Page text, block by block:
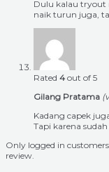
Dulu kalau tryout
naik turun juga,
Rated 4 out of 5
Gilang Pratama
Kadang capek
Tapi karena
Only logged in
review.